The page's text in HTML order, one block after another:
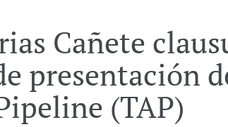
Cañete
presentación
(TAP)